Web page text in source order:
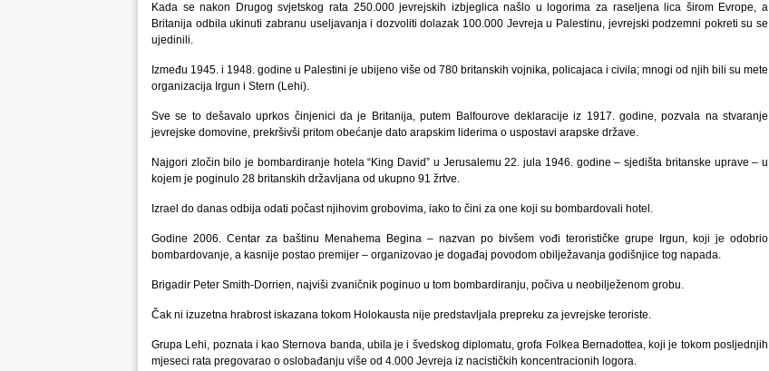
Kada se nakon Drugog svjetskog rata 250.000 jevrejskih izbjeglica našlo u logorima za raseljena lica širom Evrope, a
Britanija odbila ukinuti zabranu useljavanja i dozvoliti dolazak 100.000 Jevreja u Palestinu, jevrejski podzemni pokreti su se
ujedinili.
Između 1945. i 1948. godine u Palestini je ubijeno više od 780 britanskih vojnika, policajaca i civila; mnogi od njih bili su mete
organizacija Irgun i Stern (Lehi).
Sve se to dešavalo uprkos činjenici da je Britanija, putem Balfourove deklaracije iz 1917. godine, pozvala na stvaranje
jevrejske domovine, prekršivši pritom obećanje dato arapskim liderima o uspostavi arapske države.
Najgori zločin bilo je bombardiranje hotela “King David” u Jerusalemu 22. jula 1946. godine – sjedišta britanske uprave – u
kojem je poginulo 28 britanskih državljana od ukupno 91 žrtve.
Izrael do danas odbija odati počast njihovim grobovima, iako to čini za one koji su bombardovali hotel.
Godine 2006. Centar za baštinu Menahema Begina – nazvan po bivšem vođi terorističke grupe Irgun, koji je odobrio
bombardovanje, a kasnije postao premijer – organizovao je događaj povodom obilježavanja godišnjice tog napada.
Brigadir Peter Smith-Dorrien, najviši zvaničnik poginuo u tom bombardiranju, počiva u neobilježenom grobu.
Čak ni izuzetna hrabrost iskazana tokom Holokausta nije predstavljala prepreku za jevrejske teroriste.
Grupa Lehi, poznata i kao Sternova banda, ubila je i švedskog diplomatu, grofa Folkea Bernadottea, koji je tokom posljednjih
mjeseci rata pregovarao o oslobađanju više od 4.000 Jevreja iz nacističkih koncentracionih logora.